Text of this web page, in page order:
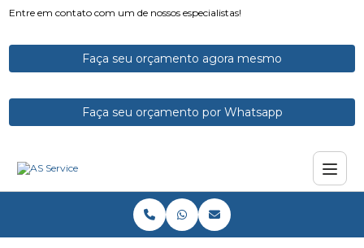
Entre em contato com um de nossos especialistas!
Faça seu orçamento agora mesmo
Faça seu orçamento por Whatsapp